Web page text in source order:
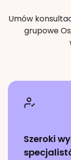
Umów
grupowe
Szeroki